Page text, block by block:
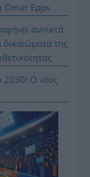
Omar Epps
ανοικτά
δικαιώματα της
2030! Ο νέος